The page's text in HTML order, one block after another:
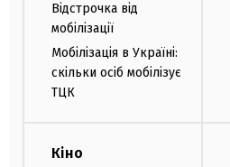
Відстрочка від
мобілізації
Мобілізація в Україні:
скільки осіб мобілізує
ТЦК
Кіно